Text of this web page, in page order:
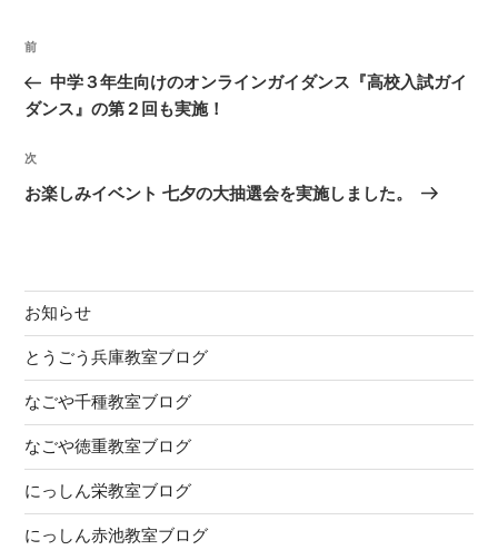
投
ナ
ゲ
ー
前
の
投
前
中学３年生向けのオンラインガイダンス『高校入試ガイ
ダンス』の第２回も実施！
次
の
次
お楽しみイベント 七夕の大抽選会を実施しました。
お知らせ
とうごう兵庫教室ブログ
なごや千種教室ブログ
なごや徳重教室ブログ
にっしん栄教室ブログ
にっしん赤池教室ブログ